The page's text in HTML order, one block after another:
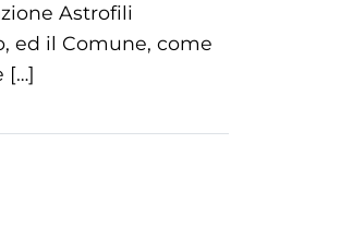
Astrofili
ed il Comune, come
[…]